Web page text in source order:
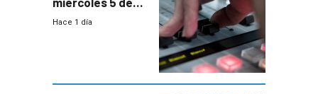
agosto de 2026
Hace 1 día